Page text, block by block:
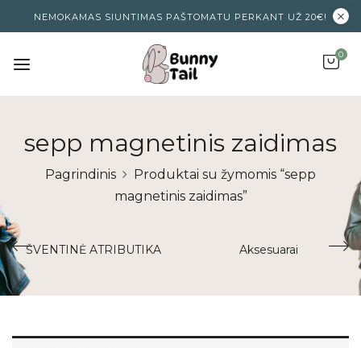
NEMOKAMAS SIUNTIMAS PAŠTOMATU PERKANT UŽ 20€!
0
sepp magnetinis zaidimas
Pagrindinis
Produktai su žymomis “sepp
magnetinis zaidimas”
ŠVENTINĖ ATRIBUTIKA Aksesuarai